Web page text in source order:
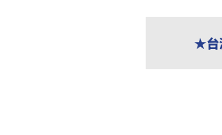
★台